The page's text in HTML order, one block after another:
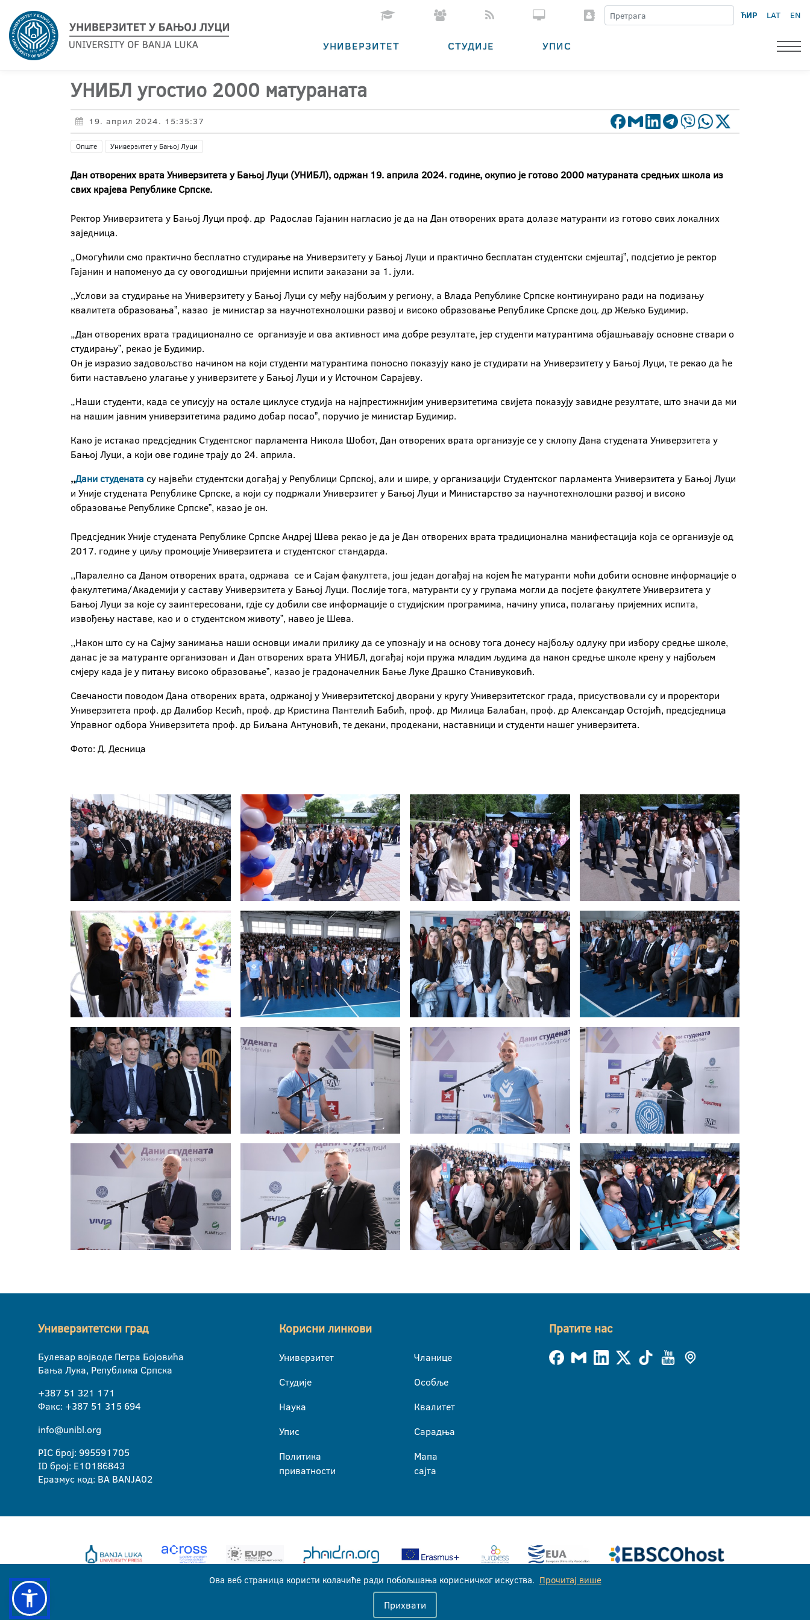
ЋИР LAT EN
УНИВЕРЗИТЕТ СТУДИЈЕ УПИС
УНИБЛ угостио 2000 матураната
19. април 2024. 15:35:37
Опште Универзитет у Бањој Луци
Дан отворених врата Универзитета у Бањој Луци (УНИБЛ), одржан 19. априла 2024. године, окупио је готово 2000 матураната средњих школа из
свих крајева Републике Српске.
Ректор Универзитета у Бањој Луци проф. др Радослав Гајанин нагласио је да на Дан отворених врата долазе матуранти из готово свих локалних
заједница.
„Омогућили смо практично бесплатно студирање на Универзитету у Бањој Луци и практично бесплатан студентски смјештајˮ, подсјетио је ректор
Гајанин и напоменуо да су овогодишњи пријемни испити заказани за 1. јули.
,,Услови за студирање на Универзитету у Бањој Луци су међу најбољим у региону, а Влада Републике Српске континуирано ради на подизању
квалитета образовањаˮ, казао је министар за научнотехнолошки развој и високо образовање Републике Српске доц. др Жељко Будимир.
„Дан отворених врата традиционално се организује и ова активност има добре резултате, јер студенти матурантима објашњавају основне ствари о
студирањуˮ, рекао је Будимир.
Он је изразио задовољство начином на који студенти матурантима поносно показују како је студирати на Универзитету у Бањој Луци, те рекао да ће
бити настављено улагање у универзитете у Бањој Луци и у Источном Сарајеву.
„Наши студенти, када се уписују на остале циклусе студија на најпрестижнијим универзитетима свијета показују завидне резултате, што значи да ми
на нашим јавним универзитетима радимо добар посаоˮ, поручио је министар Будимир.
Како је истакао предсједник Студентског парламента Никола Шобот, Дан отворених врата организује се у склопу Дана студената Универзитета у
Бањој Луци, а који ове године трају до 24. априла.
,,Дани студената су највећи студентски догађај у Републици Српској, али и шире, у организацији Студентског парламента Универзитета у Бањој Луци
и Уније студената Републике Српске, а који су подржали Универзитет у Бањој Луци и Министарство за научнотехнолошки развој и високо
образовање Републике Српскеˮ, казао је он.
Предсједник Уније студената Републике Српске Андреј Шева рекао је да је Дан отворених врата традиционална манифестација која се организује од
2017. године у циљу промоције Универзитета и студентског стандарда.
,,Паралелно са Даном отворених врата, одржава се и Сајам факултета, још један догађај на којем ће матуранти моћи добити основне информације о
факултетима/Академији у саставу Универзитета у Бањој Луци. Послије тога, матуранти су у групама могли да посјете факултете Универзитета у
Бањој Луци за које су заинтересовани, гдје су добили све информације о студијским програмима, начину уписа, полагању пријемних испита,
извођењу наставе, као и о студентском животуˮ, навео је Шева.
,,Након што су на Сајму занимања наши основци имали прилику да се упознају и на основу тога донесу најбољу одлуку при избору средње школе,
данас је за матуранте организован и Дан отворених врата УНИБЛ, догађај који пружа младим људима да након средње школе крену у најбољем
смјеру када је у питању високо образовањеˮ, казао је градоначелник Бање Луке Драшко Станивуковић.
Свечаности поводом Дана отворених врата, одржаној у Универзитетској дворани у кругу Универзитетског града, присуствовали су и проректори
Универзитета проф. др Далибор Кесић, проф. др Кристина Пантелић Бабић, проф. др Милица Балабан, проф. др Александар Остојић, предсједница
Управног одбора Универзитета проф. др Биљана Антуновић, те декани, продекани, наставници и студенти нашег универзитета.
Фото: Д. Десница
Универзитетски град
Булевар војводе Петра Бојовића
Бања Лука, Република Српска
+387 51 321 171
Факс: +387 51 315 694
info@unibl.org
PIC број: 995591705
ID број: E10186843
Еразмус код: BA BANJA02
Корисни линкови
Универзитет
Студије
Наука
Упис
Политика
приватности
Чланице
Особље
Квалитет
Сарадња
Мапа
сајта
Пратите нас
Универзитет у Бањој Луци © 2026
Сва права задржана
Ова веб страница користи колачиће ради побољшања корисничког искуства. Прочитај више
Прихвати